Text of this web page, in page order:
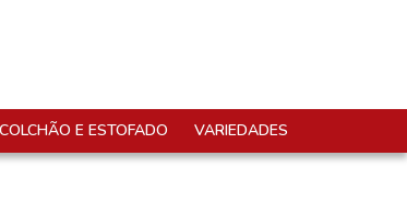
COLCHÃO E ESTOFADO VARIEDADES